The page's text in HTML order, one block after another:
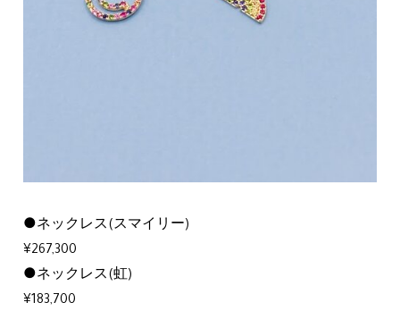
●ネックレス(スマイリー)
¥267,300
●ネックレス(虹)
¥183,700